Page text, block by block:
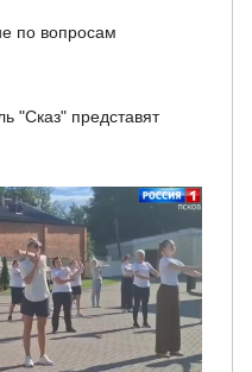
по вопросам
"Сказ" представят